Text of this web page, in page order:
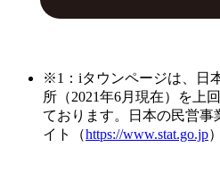
※1：iタウンページは、日
所（2021年6月現在）を上
ております。日本の民営事
イト（https://www.stat.go.jp